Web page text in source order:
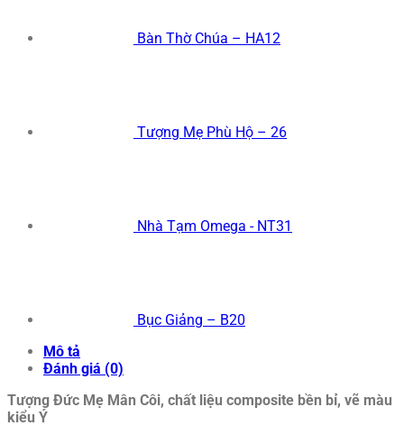
Bàn Thờ Chúa – HA12
Tượng Mẹ Phù Hộ – 26
Nhà Tạm Omega - NT31
Bục Giảng – B20
Mô tả
Đánh giá (0)
Tượng Đức Mẹ Mân Côi, chất liệu composite bền bỉ, vẽ màu
kiểu Ý